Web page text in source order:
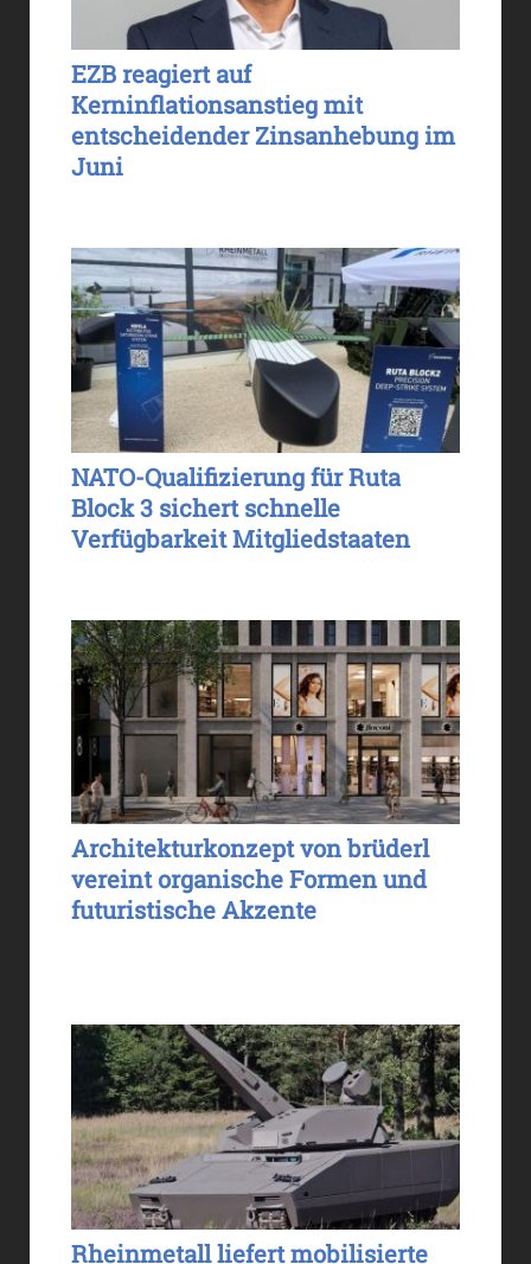
EZB reagiert auf
Kerninflationsanstieg mit
entscheidender Zinsanhebung im
Juni
NATO-Qualifizierung für Ruta
Block 3 sichert schnelle
Verfügbarkeit Mitgliedstaaten
Architekturkonzept von brüderl
vereint organische Formen und
futuristische Akzente
Rheinmetall liefert mobilisierte